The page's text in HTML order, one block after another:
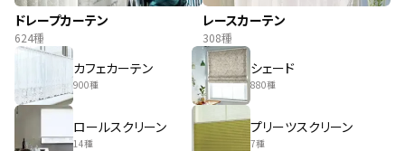
ドレープカーテン
624種
レースカーテン
308種
カフェカーテン
900種
シェード
880種
ロールスクリーン
14種
プリーツスクリーン
7種